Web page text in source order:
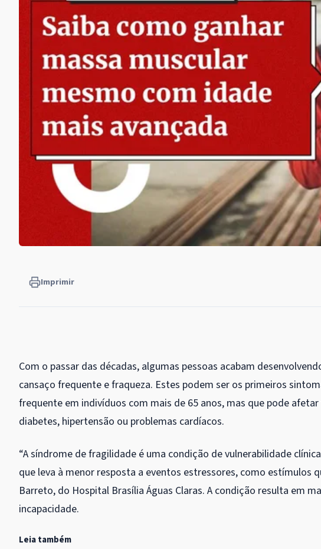
Imprimir
Com o passar das décadas, algumas pessoas acabam
cansaço frequente e fraqueza. Estes podem ser os primeiros
frequente em indivíduos com mais de 65 anos, mas que pode
diabetes, hipertensão ou problemas cardíacos.
“A síndrome de fragilidade é uma condição de vulnerabilidade
que leva à menor resposta a eventos estressores, como estímulos
Barreto, do Hospital Brasília Águas Claras. A condição resulta em
incapacidade.
Leia também